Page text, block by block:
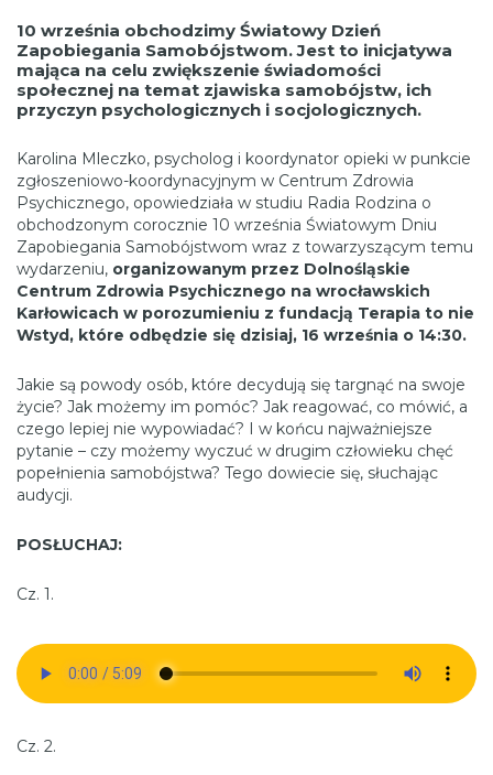
10 września obchodzimy Światowy Dzień
Zapobiegania Samobójstwom. Jest to inicjatywa
mająca na celu zwiększenie świadomości
społecznej na temat zjawiska samobójstw, ich
przyczyn psychologicznych i socjologicznych.
Karolina Mleczko, psycholog i koordynator opieki w punkcie
zgłoszeniowo-koordynacyjnym w Centrum Zdrowia
Psychicznego, opowiedziała w studiu Radia Rodzina o
obchodzonym corocznie 10 września Światowym Dniu
Zapobiegania Samobójstwom wraz z towarzyszącym temu
wydarzeniu, organizowanym przez Dolnośląskie
Centrum Zdrowia Psychicznego na wrocławskich
Karłowicach w porozumieniu z fundacją Terapia to nie
Wstyd, które odbędzie się dzisiaj, 16 września o 14:30.
Jakie są powody osób, które decydują się targnąć na swoje
życie? Jak możemy im pomóc? Jak reagować, co mówić, a
czego lepiej nie wypowiadać? I w końcu najważniejsze
pytanie – czy możemy wyczuć w drugim człowieku chęć
popełnienia samobójstwa? Tego dowiecie się, słuchając
audycji.
POSŁUCHAJ:
Cz. 1.
Cz. 2.